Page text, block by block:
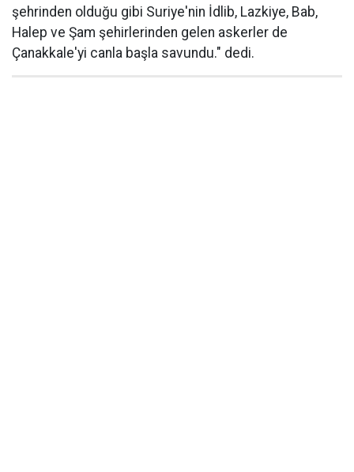
şehrinden olduğu gibi Suriye'nin İdlib, Lazkiye, Bab,
Halep ve Şam şehirlerinden gelen askerler de
Çanakkale'yi canla başla savundu." dedi.